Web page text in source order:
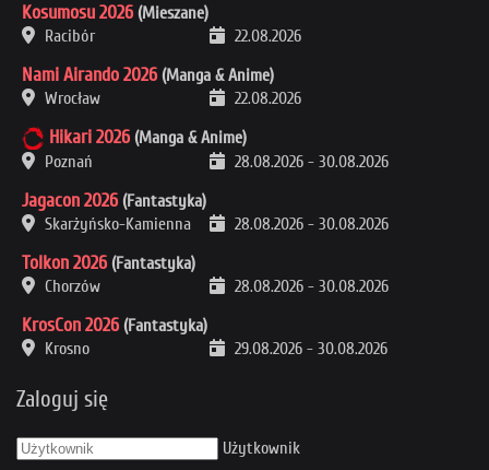
Kosumosu 2026 (Mieszane)
Racibór
22.08.2026
Nami Airando 2026 (Manga & Anime)
Wrocław
22.08.2026
Hikari 2026 (Manga & Anime)
Poznań
28.08.2026 - 30.08.2026
Jagacon 2026 (Fantastyka)
Skarżyńsko-Kamienna
28.08.2026 - 30.08.2026
Tolkon 2026 (Fantastyka)
Chorzów
28.08.2026 - 30.08.2026
KrosCon 2026 (Fantastyka)
Krosno
29.08.2026 - 30.08.2026
Zaloguj się
Użytkownik